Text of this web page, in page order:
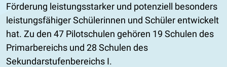
Förderung leistungsstarker und potenziell besonders
leistungsfähiger Schülerinnen und Schüler entwickelt
hat. Zu den 47 Pilotschulen gehören 19 Schulen des
Primarbereichs und 28 Schulen des
Sekundarstufenbereichs I.